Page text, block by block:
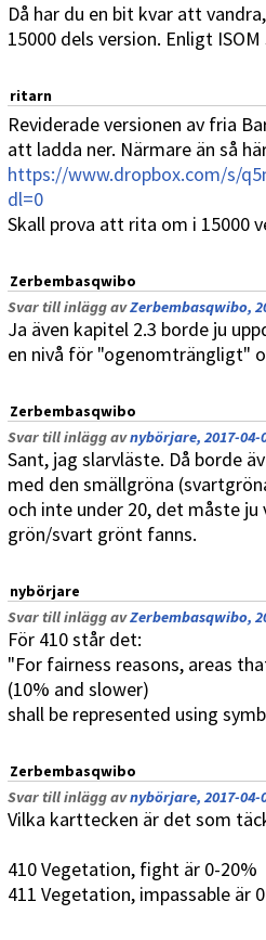
Då har du en bit kvar att
15000 dels version. Enligt
ritarn
Reviderade versionen av fria
att ladda ner. Närmare än så
https://www.dropbox.com/s/
dl=0
Skall prova att rita om i 15000
Zerbembasqwibo
Svar till inlägg avZerbembasqwibo,
Ja även kapitel 2.3 borde ju
en nivå för "ogenomträngligt"
Zerbembasqwibo
Svar till inlägg avnybörjare, 2017-04-
Sant, jag slarvläste. Då borde
med den smällgröna
och inte under 20, det måste
grön/svart grönt fanns.
nybörjare
Svar till inlägg avZerbembasqwibo,
För 410 står det:
"For fairness reasons, areas
(10% and slower)
shall be represented using
Zerbembasqwibo
Svar till inlägg avnybörjare, 2017-04-
Vilka karttecken är det som
410 Vegetation, fight är 0-20%
411 Vegetation, impassable är